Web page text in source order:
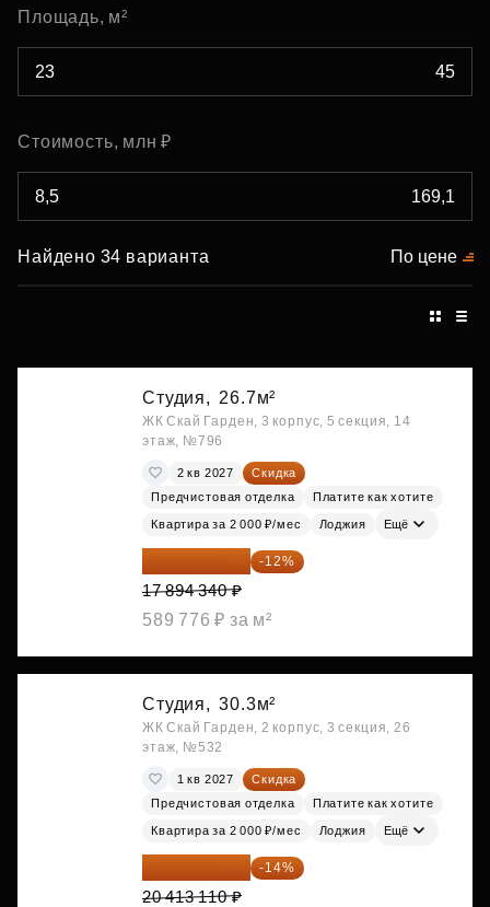
Площадь, м²
Стоимость, млн ₽
Найдено 34 варианта По цене
Студия, 26.7м²
ЖК Скай Гарден, 3 корпус, 5 секция, 14
этаж, №796
2 кв 2027
Скидка
Предчистовая отделка
Платите как хотите
Квартира за 2 000 ₽/мес Лоджия Ещё
15 747 019 ₽ -12%
17 894 340 ₽
589 776 ₽ за м²
Студия, 30.3м²
ЖК Скай Гарден, 2 корпус, 3 секция, 26
этаж, №532
1 кв 2027
Скидка
Предчистовая отделка
Платите как хотите
Квартира за 2 000 ₽/мес Лоджия Ещё
17 555 275 ₽ -14%
20 413 110 ₽